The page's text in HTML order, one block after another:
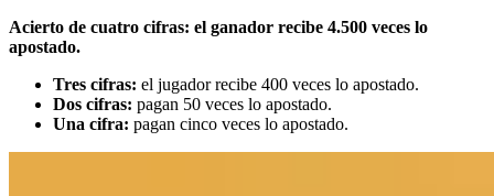
Acierto de cuatro cifras: el ganador recibe 4.500 veces lo
apostado.
Tres cifras: el jugador recibe 400 veces lo apostado.
Dos cifras: pagan 50 veces lo apostado.
Una cifra: pagan cinco veces lo apostado.